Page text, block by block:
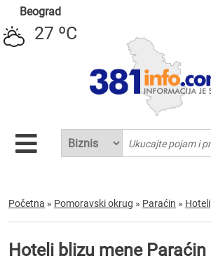
Beograd
27 ºC
Početna » Pomoravski okrug » Paraćin » Hoteli
Hoteli blizu mene Paraćin